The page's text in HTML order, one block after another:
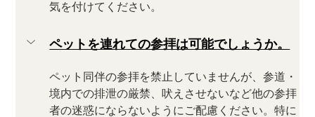
気を付けてください。
ペットを連れての参拝は可能でしょうか。
ペット同伴の参拝を禁止していませんが、参道・
境内での排泄の厳禁、吠えさせないなど他の参拝
者の迷惑にならないようにご配慮ください。特に